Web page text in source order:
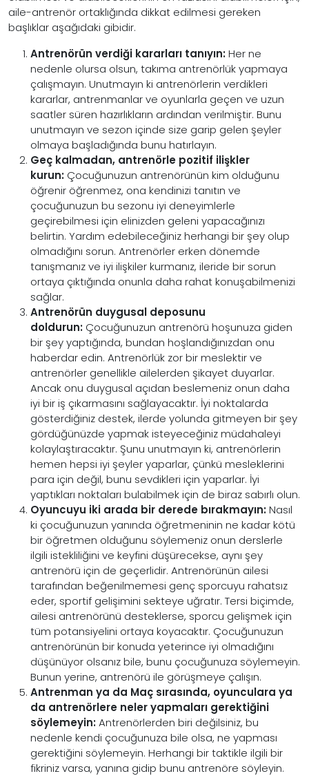
aile-antrenör ortaklığında dikkat edilmesi gereken
başlıklar aşağıdaki gibidir.
Antrenörün verdiği kararları tanıyın:Her ne
nedenle olursa olsun, takıma antrenörlük yapmaya
çalışmayın. Unutmayın ki antrenörlerin verdikleri
kararlar, antrenmanlar ve oyunlarla geçen ve uzun
saatler süren hazırlıkların ardından verilmiştir. Bunu
unutmayın ve sezon içinde size garip gelen şeyler
olmaya başladığında bunu hatırlayın.
Geç kalmadan, antrenörle pozitif ilişkler
kurun: Çocuğunuzun antrenörünün kim olduğunu
öğrenir öğrenmez, ona kendinizi tanıtın ve
çocuğunuzun bu sezonu iyi deneyimlerle
geçirebilmesi için elinizden geleni yapacağınızı
belirtin. Yardım edebileceğiniz herhangi bir şey olup
olmadığını sorun. Antrenörler erken dönemde
tanışmanız ve iyi ilişkiler kurmanız, ileride bir sorun
ortaya çıktığında onunla daha rahat konuşabilmenizi
sağlar.
Antrenörün duygusal deposunu
doldurun: Çocuğunuzun antrenörü hoşunuza giden
bir şey yaptığında, bundan hoşlandığınızdan onu
haberdar edin. Antrenörlük zor bir meslektir ve
antrenörler genellikle ailelerden şikayet duyarlar.
Ancak onu duygusal açıdan beslemeniz onun daha
iyi bir iş çıkarmasını sağlayacaktır. İyi noktalarda
gösterdiğiniz destek, ilerde yolunda gitmeyen bir şey
gördüğünüzde yapmak isteyeceğiniz müdahaleyi
kolaylaştıracaktır. Şunu unutmayın ki, antrenörlerin
hemen hepsi iyi şeyler yaparlar, çünkü mesleklerini
para için değil, bunu sevdikleri için yaparlar. İyi
yaptıkları noktaları bulabilmek için de biraz sabırlı olun.
Oyuncuyu iki arada bir derede bırakmayın:Nasıl
ki çocuğunuzun yanında öğretmeninin ne kadar kötü
bir öğretmen olduğunu söylemeniz onun derslerle
ilgili istekliliğini ve keyfini düşürecekse, aynı şey
antrenörü için de geçerlidir. Antrenörünün ailesi
tarafından beğenilmemesi genç sporcuyu rahatsız
eder, sportif gelişimini sekteye uğratır. Tersi biçimde,
ailesi antrenörünü desteklerse, sporcu gelişmek için
tüm potansiyelini ortaya koyacaktır. Çocuğunuzun
antrenörünün bir konuda yeterince iyi olmadığını
düşünüyor olsanız bile, bunu çocuğunuza söylemeyin.
Bunun yerine, antrenörü ile görüşmeye çalışın.
Antrenman ya da Maç sırasında, oyunculara ya
da antrenörlere neler yapmaları gerektiğini
söylemeyin:Antrenörlerden biri değilsiniz, bu
nedenle kendi çocuğunuza bile olsa, ne yapması
gerektiğini söylemeyin. Herhangi bir taktikle ilgili bir
fikriniz varsa, yanına gidip bunu antrenöre söyleyin.